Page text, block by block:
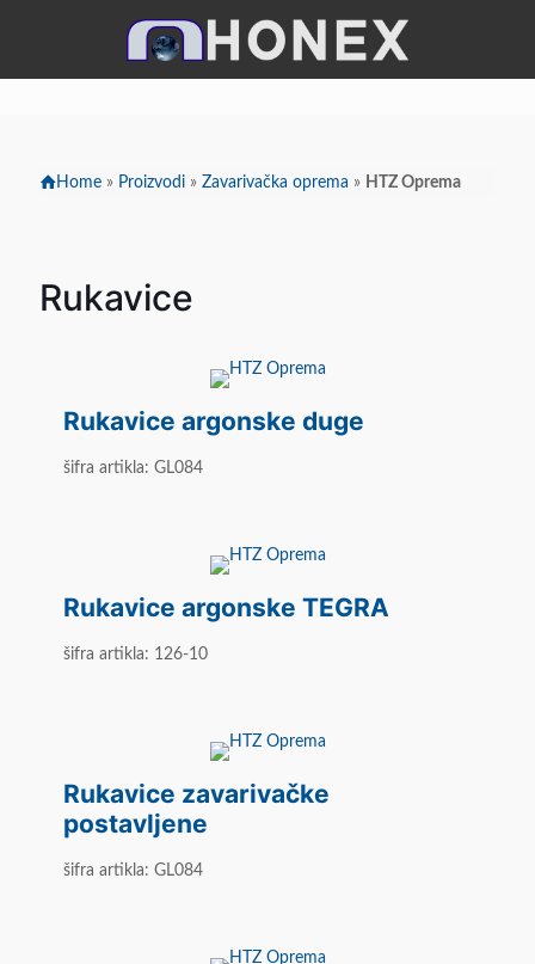
Home » Proizvodi » Zavarivačka oprema » HTZ Oprema
Rukavice
Rukavice argonske duge
šifra artikla: GL084
Rukavice argonske TEGRA
šifra artikla: 126-10
Rukavice zavarivačke
postavljene
šifra artikla: GL084